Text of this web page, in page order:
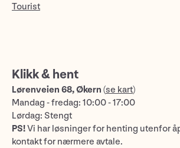
Tourist
Klikk & hent
Lørenveien 68, Økern (se kart)
Mandag - fredag: 10:00 - 17:00
Lørdag: Stengt
PS!Vi har løsninger for henting utenfor
kontakt for nærmere avtale.